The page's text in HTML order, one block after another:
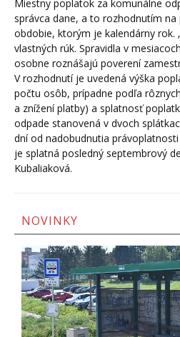
Miestny poplatok za komunálne
správca dane, a to rozhodnutím na
obdobie, ktorým je kalendárny rok.
vlastných rúk. Spravidla v
osobne roznášajú poverení
V rozhodnutí je uvedená výška
počtu osôb, prípadne podľa
a znížení platby) a splatnosť
odpade stanovená v dvoch
dní od nadobudnutia
je splatná posledný septembrový
Kubaliaková.
NOVINKY